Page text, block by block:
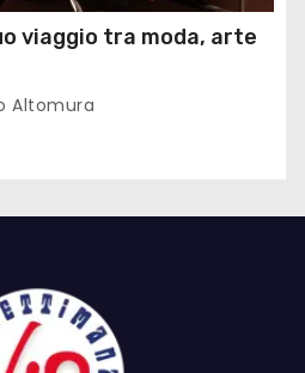
viaggio tra moda, arte
Altomura